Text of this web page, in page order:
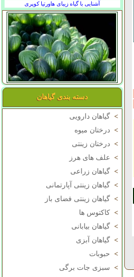
آشنایی با گیاه زیبای هاورتیا کوپری
دسته بندی گیاهان
> گیاهان دارویی
> درختان میوه
> درختان زینتی
> علف های هرز
> گیاهان زراعی
> گیاهان زینتی آپارتمانی
> گیاهان زینتی فضای باز
> کاکتوس ها
> گیاهان بیابانی
> گیاهان آبزی
> حبوبات
> سبزی جات برگی